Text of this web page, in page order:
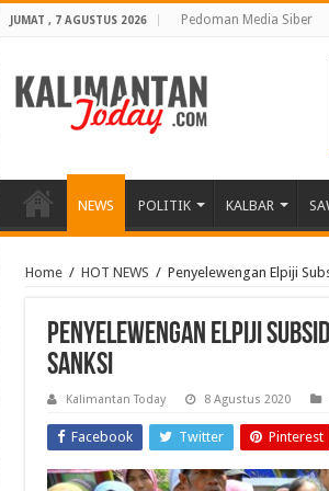
JUMAT , 7 AGUSTUS 2026 Pedoman Media Siber
NEWS POLITIK KALBAR
Home / HOT NEWS / Penyelewengan Elpiji
Penyelewengan Elpiji
Sanksi
Kalimantan Today 8 Agustus 2020
Facebook Twitter Pinterest